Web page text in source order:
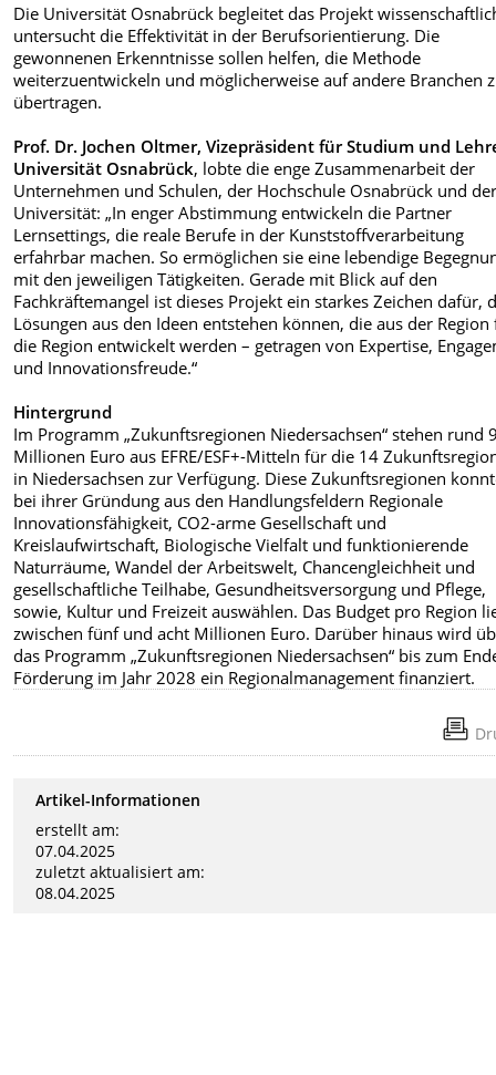
Die Universität Osnabrück begleitet das Projekt
untersucht die Effektivität in der Berufsorientierung. Die
gewonnenen Erkenntnisse sollen helfen, die Methode
weiterzuentwickeln und möglicherweise auf andere Branchen
übertragen.
Prof. Dr. Jochen Oltmer, Vizepräsident für Studium und
Universität Osnabrück, lobte die enge Zusammenarbeit der
Unternehmen und Schulen, der Hochschule Osnabrück und
Universität: „In enger Abstimmung entwickeln die Partner
Lernsettings, die reale Berufe in der Kunststoffverarbeitung
erfahrbar machen. So ermöglichen sie eine lebendige
mit den jeweiligen Tätigkeiten. Gerade mit Blick auf den
Fachkräftemangel ist dieses Projekt ein starkes Zeichen dafür,
Lösungen aus den Ideen entstehen können, die aus der Region
die Region entwickelt werden – getragen von Expertise,
und Innovationsfreude.“
Hintergrund
Im Programm „Zukunftsregionen Niedersachsen“ stehen rund
Millionen Euro aus EFRE/ESF+-Mitteln für die 14
in Niedersachsen zur Verfügung. Diese Zukunftsregionen
bei ihrer Gründung aus den Handlungsfeldern Regionale
Innovationsfähigkeit, CO2-arme Gesellschaft und
Kreislaufwirtschaft, Biologische Vielfalt und funktionierende
Naturräume, Wandel der Arbeitswelt, Chancengleichheit und
gesellschaftliche Teilhabe, Gesundheitsversorgung und Pflege,
sowie, Kultur und Freizeit auswählen. Das Budget pro Region
zwischen fünf und acht Millionen Euro. Darüber hinaus wird
das Programm „Zukunftsregionen Niedersachsen“ bis zum
Förderung im Jahr 2028 ein Regionalmanagement finanziert.
Artikel-Informationen
erstellt am:
07.04.2025
zuletzt aktualisiert am:
08.04.2025